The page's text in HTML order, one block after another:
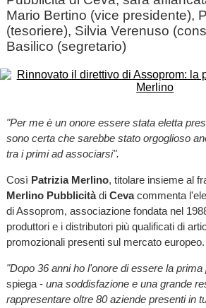
Mario Bertino (vice presidente),
(tesoriere), Silvia Verenuso
Basilico (segretario)
"Per me è un onore essere stata eletta
sono certa che sarebbe stato orgoglioso
tra i primi ad associarsi".
Così Patrizia Merlino, titolare insieme al
Merlino Pubblicitàdi Cevacommenta
di Assoprom, associazione fondata nel
produttori e i distributori più qualificati di
promozionali presenti sul mercato europeo.
"Dopo 36 anni ho l'onore di essere la
spiega - una soddisfazione e una grande
rappresentare oltre 80 aziende presenti in